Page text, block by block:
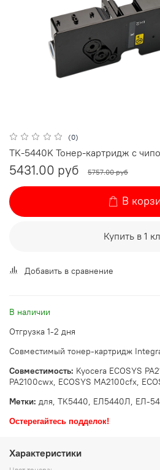
(0)
TK-5440K Тонер-картридж с
5431.00 руб 5757.00 руб
В
Купить в 1
Добавить в сравнение
В наличии
Отгрузка 1-2 дня
Совместимый тонер-картридж
Совместимость: Kyocera ECOSYS
PA2100cwx, ECOSYS MA2100cfx,
Метки: для, TK5440, ЕЛ5440Л, ЕЛ-
Остерегайтесь подделок!
Характеристики